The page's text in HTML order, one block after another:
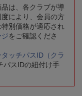
は、各クラブが導
により、会員の方
別価格が適応され
をご確認くださ
タッチパスID（クラ
パスIDの紐付け手